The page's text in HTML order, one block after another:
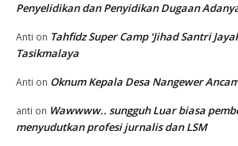
Penyelidikan dan Penyidikan Dugaan
Anti on Tahfidz Super Camp ‘Jihad Santri
Tasikmalaya
Anti on Oknum Kepala Desa Nangewer
anti on Wawwww.. sungguh Luar biasa
menyudutkan profesi jurnalis dan LSM